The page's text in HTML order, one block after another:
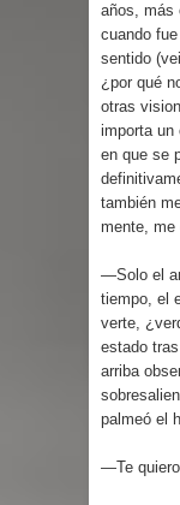
años, más
cuando
sentido
¿por qué
otras
importa un
en que se
también
mente, me
—Solo el
tiempo, el
verte,
estado
arriba
palmeó el
—Te